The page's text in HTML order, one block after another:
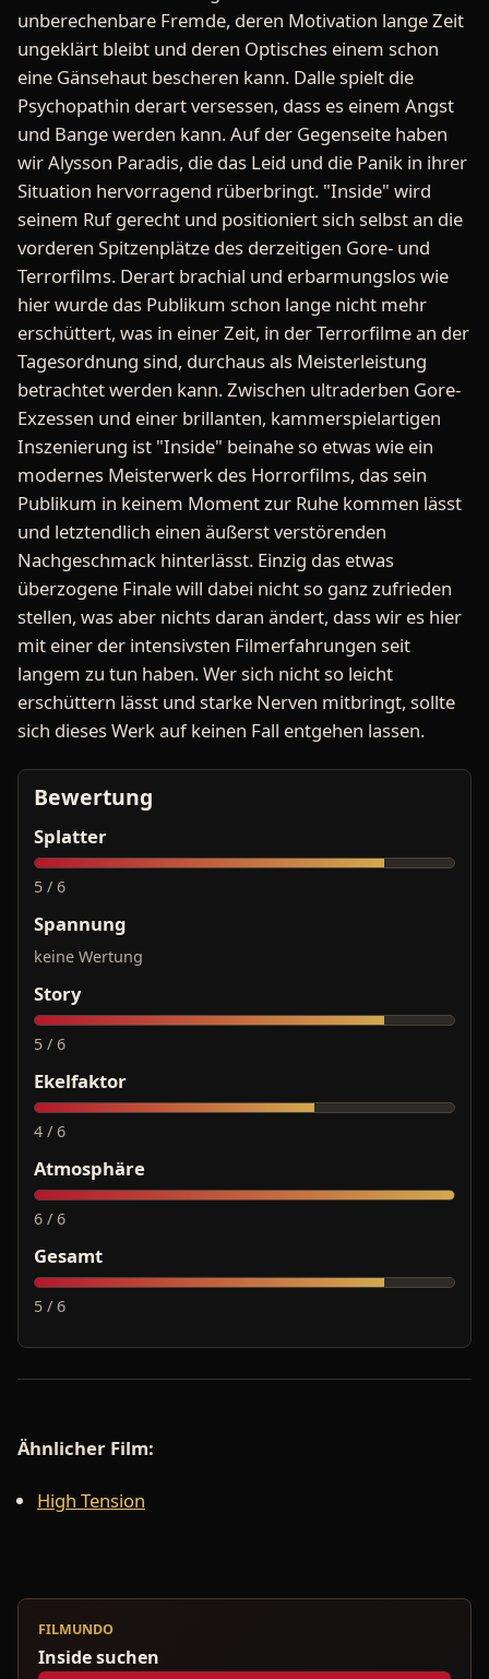
unberechenbare Fremde, deren Motivation lange Zeit
ungeklärt bleibt und deren Optisches einem schon
eine Gänsehaut bescheren kann. Dalle spielt die
Psychopathin derart versessen, dass es einem Angst
und Bange werden kann. Auf der Gegenseite haben
wir Alysson Paradis, die das Leid und die Panik in ihrer
Situation hervorragend rüberbringt. "Inside" wird
seinem Ruf gerecht und positioniert sich selbst an die
vorderen Spitzenplätze des derzeitigen Gore- und
Terrorfilms. Derart brachial und erbarmungslos wie
hier wurde das Publikum schon lange nicht mehr
erschüttert, was in einer Zeit, in der Terrorfilme an der
Tagesordnung sind, durchaus als Meisterleistung
betrachtet werden kann. Zwischen ultraderben Gore-
Exzessen und einer brillanten, kammerspielartigen
Inszenierung ist "Inside" beinahe so etwas wie ein
modernes Meisterwerk des Horrorfilms, das sein
Publikum in keinem Moment zur Ruhe kommen lässt
und letztendlich einen äußerst verstörenden
Nachgeschmack hinterlässt. Einzig das etwas
überzogene Finale will dabei nicht so ganz zufrieden
stellen, was aber nichts daran ändert, dass wir es hier
mit einer der intensivsten Filmerfahrungen seit
langem zu tun haben. Wer sich nicht so leicht
erschüttern lässt und starke Nerven mitbringt, sollte
sich dieses Werk auf keinen Fall entgehen lassen.
Bewertung
Splatter
5 / 6
Spannung
keine Wertung
Story
5 / 6
Ekelfaktor
4 / 6
Atmosphäre
6 / 6
Gesamt
5 / 6
Ähnlicher Film:
High Tension
FILMUNDO
Inside suchen